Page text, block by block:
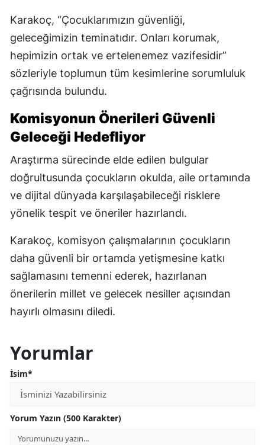
Karakoç, “Çocuklarımızın güvenliği,
geleceğimizin teminatıdır. Onları korumak,
hepimizin ortak ve ertelenemez vazifesidir”
sözleriyle toplumun tüm kesimlerine sorumluluk
çağrısında bulundu.
Komisyonun Önerileri Güvenli
Geleceği Hedefliyor
Araştırma sürecinde elde edilen bulgular
doğrultusunda çocukların okulda, aile ortamında
ve dijital dünyada karşılaşabileceği risklere
yönelik tespit ve öneriler hazırlandı.
Karakoç, komisyon çalışmalarının çocukların
daha güvenli bir ortamda yetişmesine katkı
sağlamasını temenni ederek, hazırlanan
önerilerin millet ve gelecek nesiller açısından
hayırlı olmasını diledi.
Yorumlar
İsim*
Yorum Yazın (500 Karakter)